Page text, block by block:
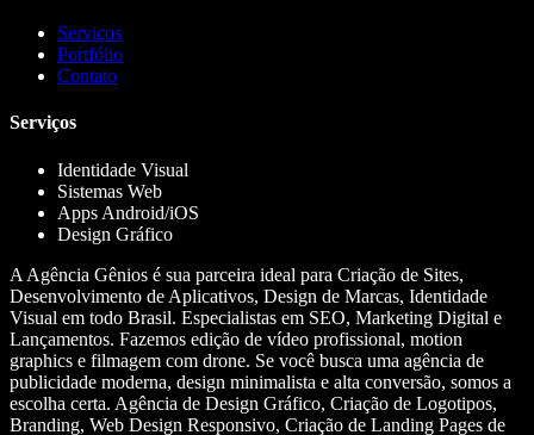
Serviços
Portfólio
Contato
Serviços
Identidade Visual
Sistemas Web
Apps Android/iOS
Design Gráfico
A Agência Gênios é sua parceira ideal para Criação de Sites,
Desenvolvimento de Aplicativos, Design de Marcas, Identidade
Visual em todo Brasil. Especialistas em SEO, Marketing Digital e
Lançamentos. Fazemos edição de vídeo profissional, motion
graphics e filmagem com drone. Se você busca uma agência de
publicidade moderna, design minimalista e alta conversão, somos a
escolha certa. Agência de Design Gráfico, Criação de Logotipos,
Branding, Web Design Responsivo, Criação de Landing Pages de